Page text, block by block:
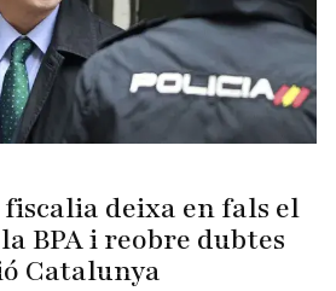
deixa en fals el
BPA i reobre dubtes
Catalunya